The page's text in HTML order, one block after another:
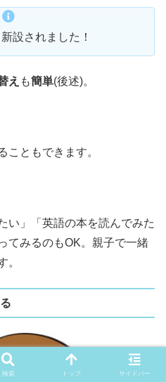
新設されました！
え も簡単(後述)。
こともできます。
い」「英語の本を読んでみた
てみるのもOK。親子で一緒
。
検索 トップ サイドバー